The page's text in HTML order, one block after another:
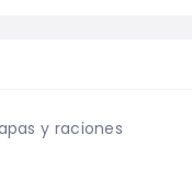
y raciones